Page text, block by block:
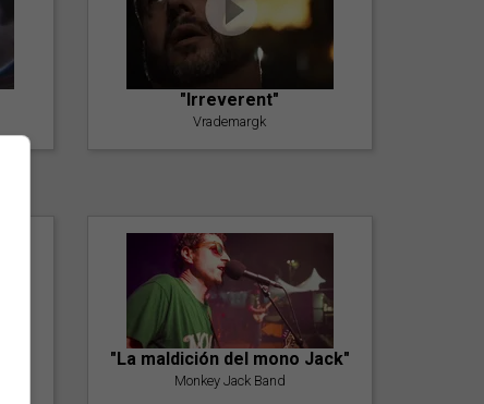
"Irreverent"
Vrademargk
"La maldición del mono Jack"
Monkey Jack Band